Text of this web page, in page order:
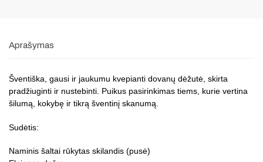
Aprašymas
Šventiška, gausi ir jaukumu kvepianti dovanų dėžutė, skirta
pradžiuginti ir nustebinti. Puikus pasirinkimas tiems, kurie vertina
šilumą, kokybę ir tikrą šventinį skanumą.
Sudėtis:
Naminis šaltai rūkytas skilandis (pusė)